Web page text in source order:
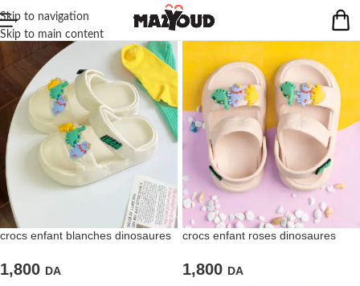
Skip to navigation
Skip to main content
crocs enfant blanches dinosaures
1,800 DA
crocs enfant roses dinosaures
1,800 DA